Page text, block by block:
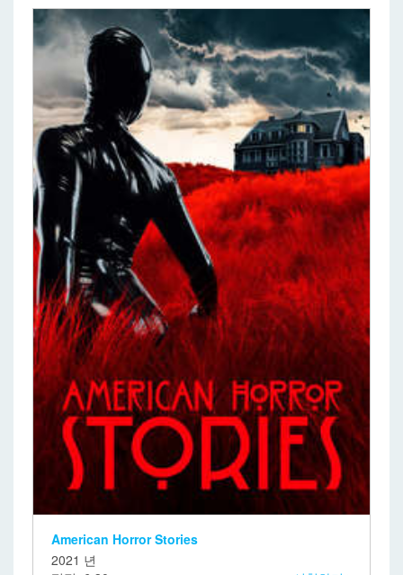
American Horror Stories
2021 년